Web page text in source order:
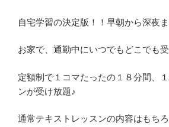
自宅学習の決定版！！早朝から深夜
お家で、通勤中にいつでもどこでも受
定額制で１コマたったの１８分間、
ンが受け放題♪
通常テキストレッスンの内容はもち